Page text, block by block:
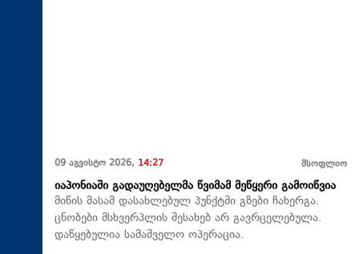
09 აგვისტო 2026, 14:27 მსოფლიო
იაპონიაში გადაუღებელმა წვიმამ მეწყერი გამოიწვია
მიწის მასამ დასახლებულ პუნქტში გზები ჩახერგა.
ცნობები მსხვერპლის შესახებ არ გავრცელებულა.
დაწყებულია სამაშველო ოპერაცია.